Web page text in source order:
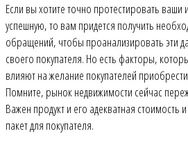
Если вы хотите точно протестировать ваши
успешную, то вам придется получить
обращений, чтобы проанализировать эти
своего покупателя. Но есть факторы,
влияют на желание покупателей
Помните, рынок недвижимости сейчас
Важен продукт и его адекватная
пакет для покупателя.